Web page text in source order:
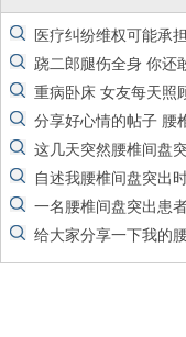
医疗纠纷维权可能承
跷二郎腿伤全身 你还
重病卧床 女友每天照
分享好心情的帖子 腰
这几天突然腰椎间盘
自述我腰椎间盘突出
一名腰椎间盘突出患
给大家分享一下我的